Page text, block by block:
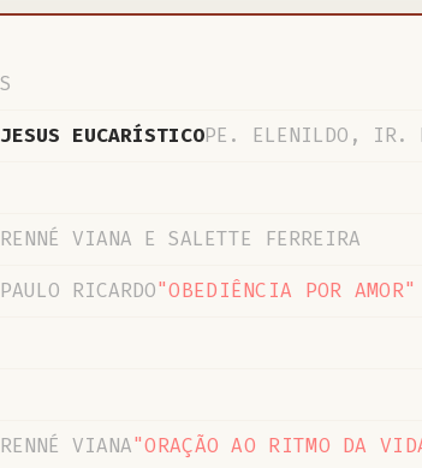
EUCARÍSTICOPE. ELENILDO, IR.
VIANA E SALETTE FERREIRA
RICARDO"OBEDIÊNCIA POR AMOR"
VIANA"ORAÇÃO AO RITMO DA